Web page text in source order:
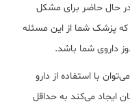
در حال حاضر برای مشکل
پزشک شما از این مسئله
داروی شما باشد.
با استفاده از دارو
ایجاد می‌کند به حداقل